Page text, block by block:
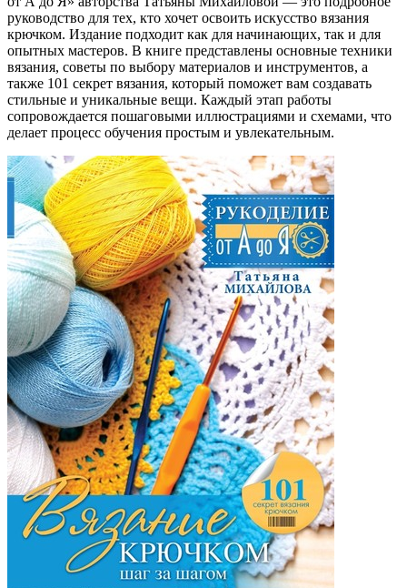
руководство для тех, кто хочет освоить искусство вязания
крючком. Издание подходит как для начинающих, так и для
опытных мастеров. В книге представлены основные техники
вязания, советы по выбору материалов и инструментов, а
также 101 секрет вязания, который поможет вам создавать
стильные и уникальные вещи. Каждый этап работы
сопровождается пошаговыми иллюстрациями и схемами, что
делает процесс обучения простым и увлекательным.